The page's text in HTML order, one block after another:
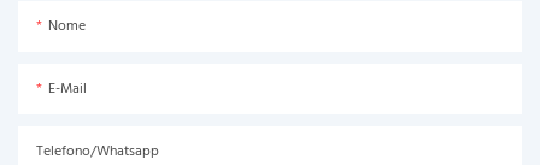
Nome
E-Mail
Telefono/Whatsapp